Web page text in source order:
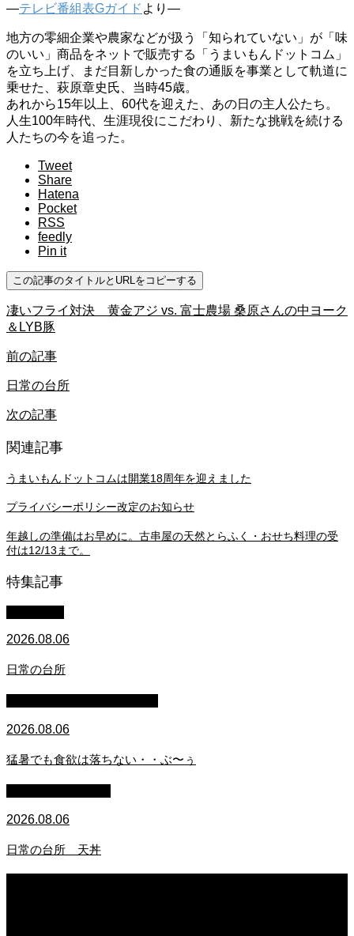
—テレビ番組表Gガイド より—
地方の零細企業や農家などが扱う「知られていない」が「味
のいい」商品をネットで販売する「うまいもんドットコム」
を立ち上げ、まだ目新しかった食の通販を事業として軌道に
乗せた、萩原章史氏、当時45歳。
あれから15年以上、60代を迎えた、あの日の主人公たち。
人生100年時代、生涯現役にこだわり、新たな挑戦を続ける
人たちの今を追った。
Tweet
Share
Hatena
Pocket
RSS
feedly
Pin it
この記事のタイトルとURLをコピーする
凄いフライ対決 黄金アジ vs. 富士農場 桑原さんの中ヨーク
＆LYB豚
前の記事
日常の台所
次の記事
関連記事
うまいもんドットコムは開業18周年を迎えました
プライバシーポリシー改定のお知らせ
年越しの準備はお早めに。古串屋の天然とらふく・おせち料理の受
付は12/13まで。
特集記事
2026.08.06
日常の台所
2026.08.06
猛暑でも食欲は落ちない・・ぶ〜ぅ
2026.08.06
日常の台所 天丼